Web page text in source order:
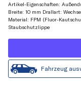
Artikel-Eigenschaften:
Breite: 10 mm Drallart:
Material: FPM (Fluor-
Staubschutzlippe
Fahrzeug